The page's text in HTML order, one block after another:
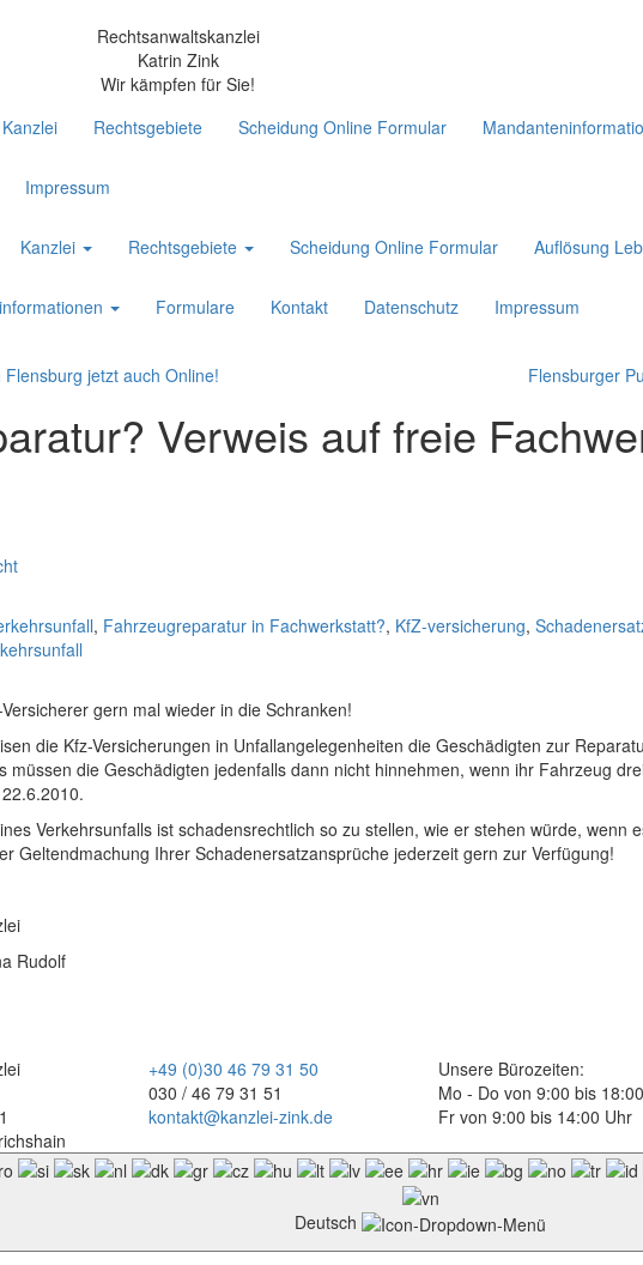
Rechtsanwaltskanzlei
Katrin Zink
Wir kämpfen für Sie!
Kanzlei Rechtsgebiete Scheidung Online Formular
Impressum
Kanzlei Rechtsgebiete Scheidung Online Formular Auflösung
Formulare Kontakt Datenschutz Impressum
jetzt auch Online! Flensburger
Verweis auf freie
, Fahrzeugreparatur in Fachwerkstatt?, KfZ-versicherung,
gern mal wieder in die Schranken!
die Kfz-Versicherungen in Unfallangelegenheiten die Geschädigten zur
müssen die Geschädigten jedenfalls dann nicht hinnehmen, wenn ihr Fahrzeug
Verkehrsunfalls ist schadensrechtlich so zu stellen, wie er stehen würde, wenn
Geltendmachung Ihrer Schadenersatzansprüche jederzeit gern zur Verfügung!
Rudolf
+49 (0)30 46 79 31 50
030 / 46 79 31 51
kontakt@kanzlei-zink.de
Unsere Bürozeiten:
Mo - Do von 9:00 bis
Fr von 9:00 bis 14:00 Uhr
Deutsch